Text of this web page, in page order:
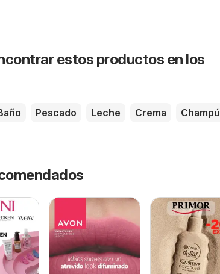
estos productos en los
Pescado Leche Crema
Champú